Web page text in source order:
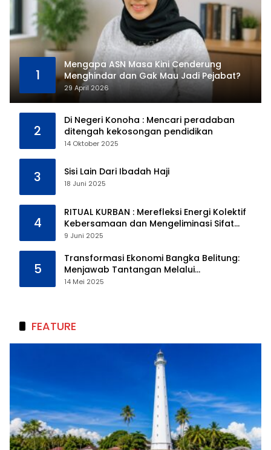
1
Mengapa ASN Masa Kini Cenderung
Menghindar dan Gak Mau Jadi Pejabat?
29 April 2026
2
Di Negeri Konoha : Mencari peradaban
ditengah kekosongan pendidikan
14 Oktober 2025
3 Sisi Lain Dari Ibadah Haji
18 Juni 2025
4
RITUAL KURBAN : Merefleksi Energi Kolektif
Kebersamaan dan Mengeliminasi Sifat
Kebinatangan Manusia
9 Juni 2025
5
Transformasi Ekonomi Bangka Belitung:
Menjawab Tantangan Melalui
Pengelolaan Sumber Daya Alam yang
14 Mei 2025
FEATURE